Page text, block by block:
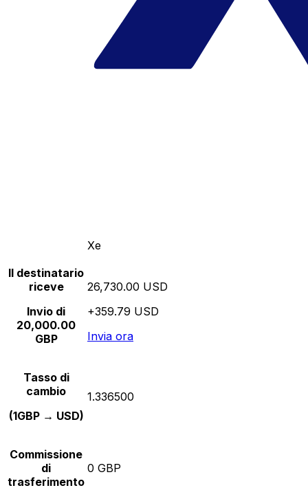
Xe
Il destinatario
riceve
Invio di
20,000.00
GBP
26,730.00 USD
+359.79 USD
Invia ora
Tasso di
cambio
(1GBP → USD)
1.336500
Commissione
di
trasferimento
0 GBP